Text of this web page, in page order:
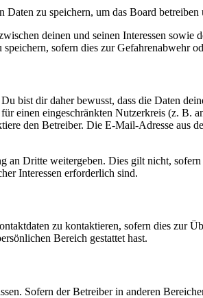
zu speichern, um das Board
deinen und seinen Interessen
sofern dies zur Gefahrenabwehr
bist dir daher bewusst, dass die Daten
einen eingeschränkten Nutzerkreis (z. B.
den Betreiber. Die E-Mail-Adresse
Dritte weitergeben. Dies gilt nicht,
Interessen erforderlich sind.
zu kontaktieren, sofern dies zur
Bereich gestattet hast.
Sofern der Betreiber in anderen